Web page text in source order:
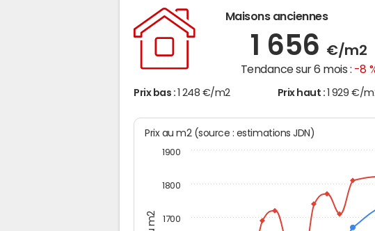
Maisons anciennes
1 656 €/m2
Tendance sur 6 mois : -8
Prix bas : 1 248 €/m2 Prix haut : 1 929 €/
Prix au m2 (source : estimations JDN)
1700
1800
1900